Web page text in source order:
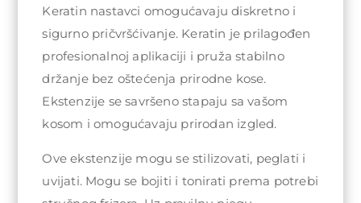
Keratin nastavci omogućavaju diskretno i
sigurno pričvršćivanje. Keratin je prilagođen
profesionalnoj aplikaciji i pruža stabilno
držanje bez oštećenja prirodne kose.
Ekstenzije se savršeno stapaju sa vašom
kosom i omogućavaju prirodan izgled.
Ove ekstenzije mogu se stilizovati, peglati i
uvijati. Mogu se bojiti i tonirati prema potrebi